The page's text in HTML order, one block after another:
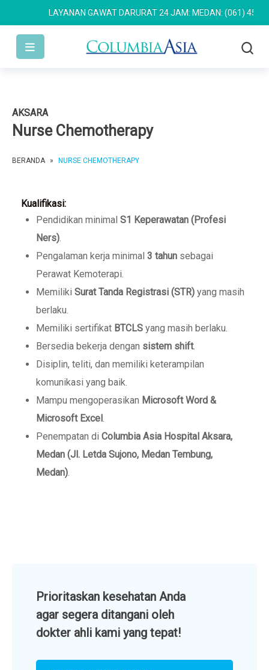
LAYANAN GAWAT DARURAT 24 JAM: MEDAN: (061) 4533 636
AKSARA
Nurse Chemotherapy
BERANDA » NURSE CHEMOTHERAPY
Kualifikasi:
Pendidikan minimal S1 Keperawatan (Profesi
Ners).
Pengalaman kerja minimal 3 tahun sebagai
Perawat Kemoterapi.
Memiliki Surat Tanda Registrasi (STR) yang masih
berlaku.
Memiliki sertifikat BTCLS yang masih berlaku.
Bersedia bekerja dengan sistem shift.
Disiplin, teliti, dan memiliki keterampilan
komunikasi yang baik.
Mampu mengoperasikan Microsoft Word &
Microsoft Excel.
Penempatan di Columbia Asia Hospital Aksara,
Medan (Jl. Letda Sujono, Medan Tembung,
Medan).
Prioritaskan kesehatan Anda
agar segera ditangani oleh
dokter ahli kami yang tepat!